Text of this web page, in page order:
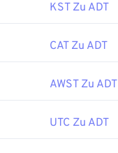
KST Zu ADT
CAT Zu ADT
AWST Zu ADT
UTC Zu ADT